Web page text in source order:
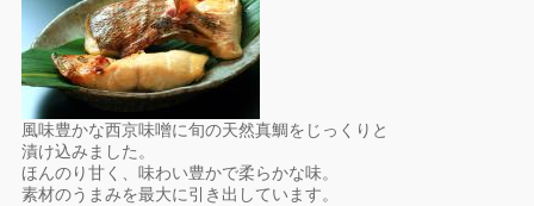
風味豊かな西京味噌に旬の天然真鯛をじっくりと
漬け込みました。
ほんのり甘く、味わい豊かで柔らかな味。
素材のうまみを最大に引き出しています。